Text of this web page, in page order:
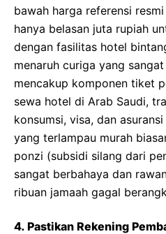
bawah harga referensi
hanya belasan juta rupiah
dengan fasilitas hotel
menaruh curiga yang
mencakup komponen tiket
sewa hotel di Arab Saudi,
konsumsi, visa, dan
yang terlampau murah
ponzi (subsidi silang dari
sangat berbahaya dan
ribuan jamaah gagal
4. Pastikan Rekening